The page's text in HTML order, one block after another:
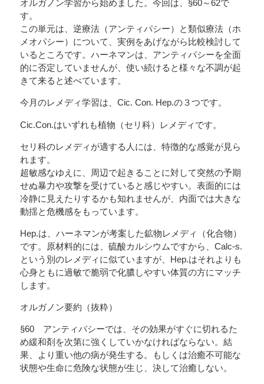
オルガノン学習から始めました。今回は、§60～62で
す。
この単元は、逆療法（アンティパシー）と類似療法（ホ
メオパシー）について、実例をあげながら比較検討して
いるところです。ハーネマンは、アンティパシーを全面
的に否定していませんが、使い続けると様々な不調が起
きて来ると述べています。
今月のレメディ学習は、Cic. Con. Hep.の３つです。
Cic.Con.はいずれも植物（セリ科）レメディです。
セリ科のレメディが適する人には、特徴的な感覚が見ら
れます。
超敏感なゆえに、周辺で起きることに対して突然の予期
せぬ暴力や攻撃を受けていると感じやすい。表面的には
冷静に見えたりするかも知れませんが、内面では大きな
動揺と危機感をもっています。
Hep.は、ハーネマンが考案した鉱物レメディ（化合物）
です。原材料的には、硫酸カルシウムですから、Calc-s.
という別のレメディに似ていますが、Hep.はそれよりも
心身ともに過敏で脆弱で化膿しやすい体質の方にマッチ
します。
オルガノン要約（抜粋）
§60 アンティパシーでは、その効果がすぐに切れるた
め緩和剤を次第に強くしていかなければならない。結
果、より重い他の病が発生する。もしくは治癒不可能な
状態や生命に危険な状態が生じ、決して治癒しない。